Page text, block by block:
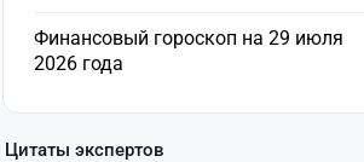
Финансовый гороскоп на 29 июля
2026 года
Цитаты экспертов